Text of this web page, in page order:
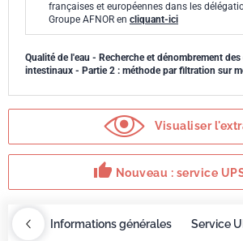
françaises et européennes dans les
Groupe AFNOR en cliquant-ici
Qualité de l'eau - Recherche et dénombrement
intestinaux - Partie 2 : méthode par filtration sur
Visualiser
thumb_up Nouveau : service
Informations générales Service